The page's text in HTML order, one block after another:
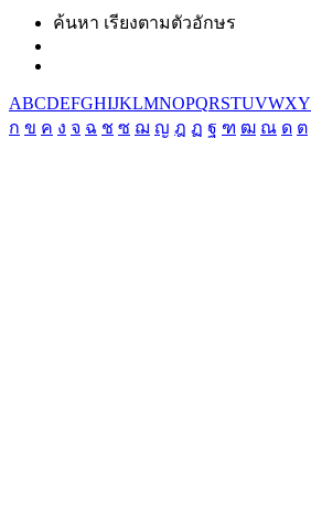
ค้นหา เรียงตามตัวอักษร
ABCDEFGHIJKLMNOPQRSTUVWXY
ก ข ค ง จ ฉ ช ซ ฌ ญ ฎ ฏ ฐ ฑ ฒ ณ ด ต